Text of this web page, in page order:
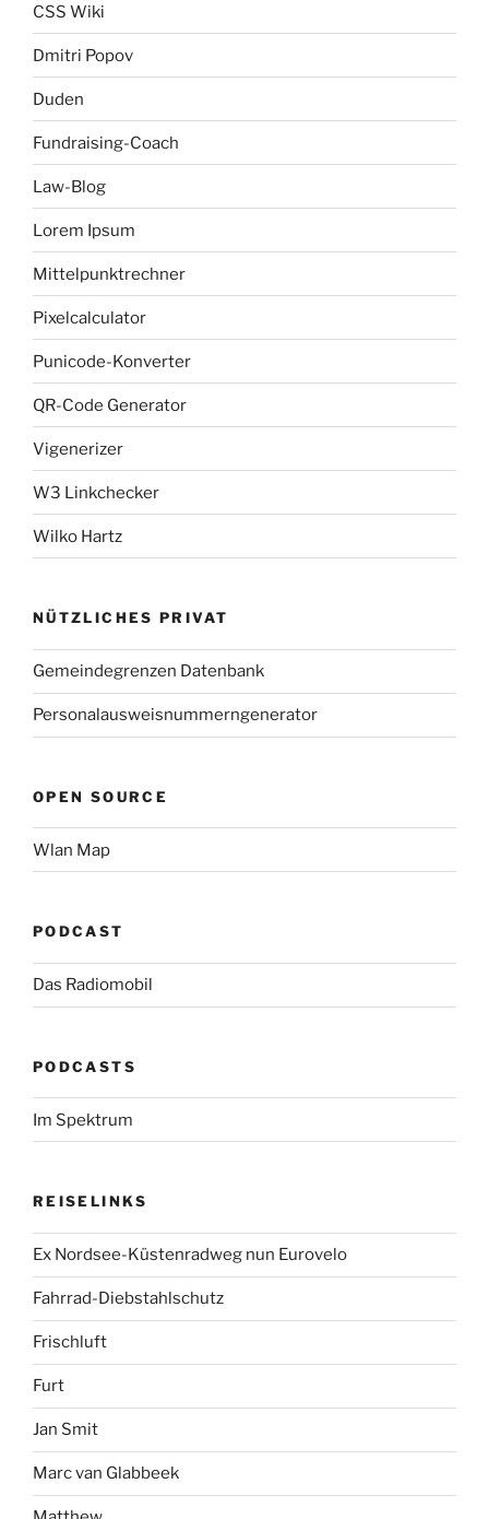
CSS Wiki
Dmitri Popov
Duden
Fundraising-Coach
Law-Blog
Lorem Ipsum
Mittelpunktrechner
Pixelcalculator
Punicode-Konverter
QR-Code Generator
Vigenerizer
W3 Linkchecker
Wilko Hartz
NÜTZLICHES PRIVAT
Gemeindegrenzen Datenbank
Personalausweisnummerngenerator
OPEN SOURCE
Wlan Map
PODCAST
Das Radiomobil
PODCASTS
Im Spektrum
REISELINKS
Ex Nordsee-Küstenradweg nun Eurovelo
Fahrrad-Diebstahlschutz
Frischluft
Furt
Jan Smit
Marc van Glabbeek